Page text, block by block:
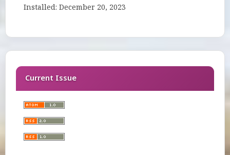
Installed: December 20, 2023
Current Issue